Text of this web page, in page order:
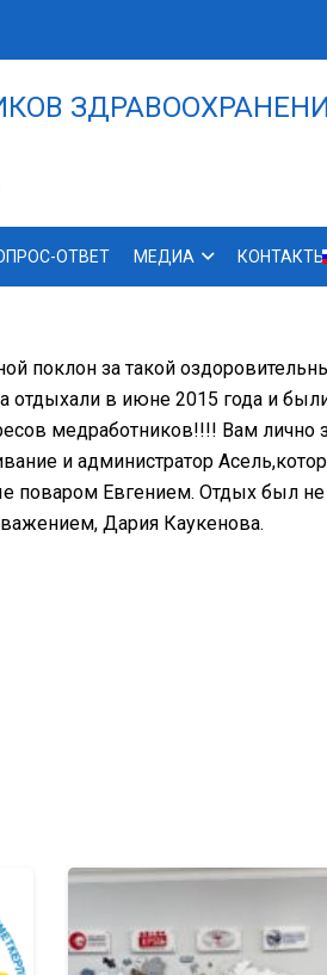
ОТВЕТ МЕДИА КОНТАКТЫ
поклон за такой
отдыхали в июне 2015 года и
медработников!!!! Вам
и администратор
Евгением. Отдых был не
Дария Каукенова.